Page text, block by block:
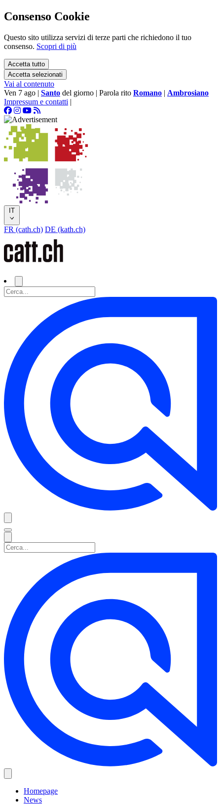
Consenso Cookie
Questo sito utilizza servizi di terze parti che richiedono il tuo
consenso. Scopri di più
Accetta tutto
Accetta selezionati
Vai al contenuto
Ven 7 ago | Santo del giorno | Parola rito Romano | Ambrosiano
Impressum e contatti |
IT
FR (cath.ch) DE (kath.ch)
Homepage
News